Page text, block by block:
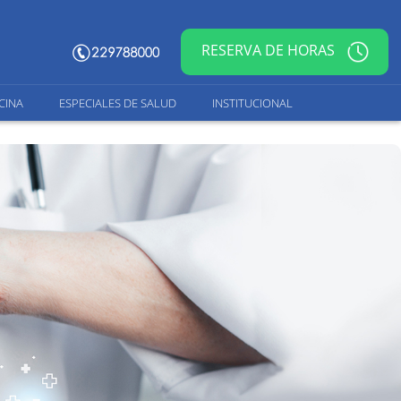
RESERVA DE HORAS
ESPECIALES DE SALUD INSTITUCIONAL